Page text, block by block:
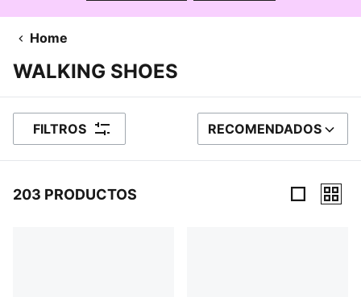
Home
WALKING SHOES
FILTROS ORDENAR POR
RECOMENDADOS
203 PRODUCTOS